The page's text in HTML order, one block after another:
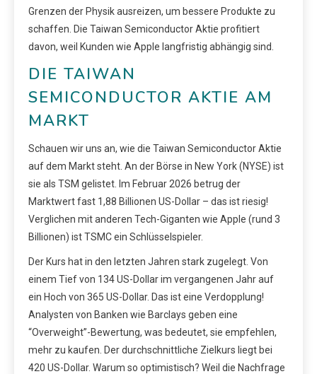
Grenzen der Physik ausreizen, um bessere Produkte zu
schaffen. Die Taiwan Semiconductor Aktie profitiert
davon, weil Kunden wie Apple langfristig abhängig sind.
DIE TAIWAN
SEMICONDUCTOR AKTIE AM
MARKT
Schauen wir uns an, wie die Taiwan Semiconductor Aktie
auf dem Markt steht. An der Börse in New York (NYSE) ist
sie als TSM gelistet. Im Februar 2026 betrug der
Marktwert fast 1,88 Billionen US-Dollar – das ist riesig!
Verglichen mit anderen Tech-Giganten wie Apple (rund 3
Billionen) ist TSMC ein Schlüsselspieler.
Der Kurs hat in den letzten Jahren stark zugelegt. Von
einem Tief von 134 US-Dollar im vergangenen Jahr auf
ein Hoch von 365 US-Dollar. Das ist eine Verdopplung!
Analysten von Banken wie Barclays geben eine
“Overweight”-Bewertung, was bedeutet, sie empfehlen,
mehr zu kaufen. Der durchschnittliche Zielkurs liegt bei
420 US-Dollar. Warum so optimistisch? Weil die Nachfrage